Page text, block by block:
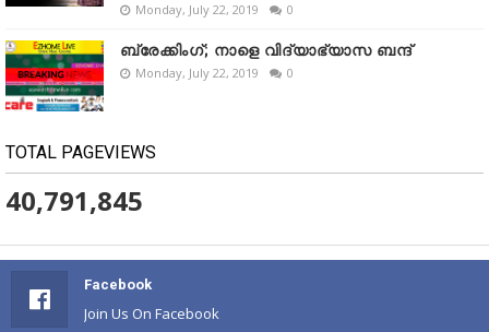
Monday, July 22, 2019 0
ബ്രേക്കിംഗ്; നാളെ വിദ്യാഭ്യാസ ബന്ദ്
Monday, July 22, 2019 0
TOTAL PAGEVIEWS
40,791,845
Facebook
Join Us On Facebook